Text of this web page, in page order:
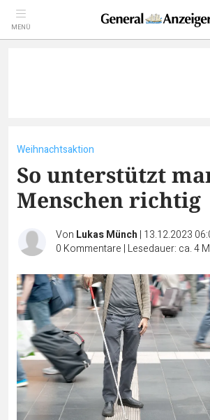
MENÜ
Weihnachtsaktion
So unterstützt
Menschen richtig
Von Lukas Münch | 13.12.2023
0 Kommentare | Lesedauer: ca. 4